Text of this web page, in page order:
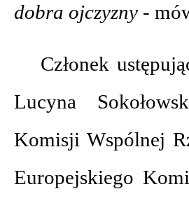
dobra ojczyzny -
Członek
Lucyna
Komisji Wspólnej
Europejskiego